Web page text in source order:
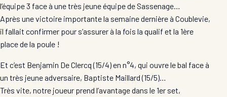
l’équipe 3 face à une très jeune équipe de Sassenage…
Après une victoire importante la semaine dernière à Coublevie,
il fallait confirmer pour s’assurer à la fois la qualif et la 1ère
place de la poule !
Et c’est Benjamin De Clercq (15/4) en n°4, qui ouvre le bal face à
un très jeune adversaire, Baptiste Maillard (15/5)…
Très vite, notre joueur prend l’avantage dans le 1er set,